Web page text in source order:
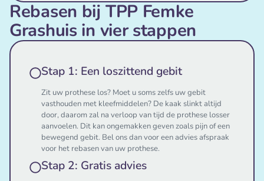
Rebasen bij TPP Femke
Grashuis in vier stappen
Stap 1: Een loszittend gebit
Zit uw prothese los? Moet u soms zelfs uw gebit
vasthouden met kleefmiddelen? De kaak slinkt altijd
door, daarom zal na verloop van tijd de prothese losser
aanvoelen. Dit kan ongemakken geven zoals pijn of een
bewegend gebit. Bel ons dan voor een advies afspraak
voor het rebasen van uw prothese.
Stap 2: Gratis advies